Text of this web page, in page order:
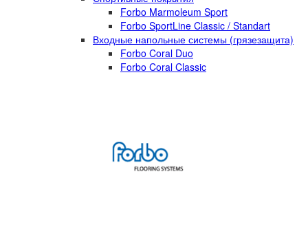
Forbo Marmoleum Sport
Forbo SportLine Classic / Standart
Входные напольные системы (грязезащита)
Forbo Coral Duo
Forbo Coral Classic